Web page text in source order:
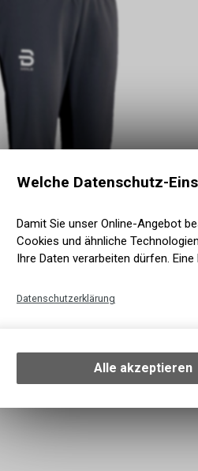
Welche Datenschutz-
Damit Sie unser Online-Angebot
Cookies und ähnliche
Ihre Daten verarbeiten dürfen.
Datenschutzerklärung
Ihrem Gerät, um
Verwendung des
zulassen.
Alle akzeptieren